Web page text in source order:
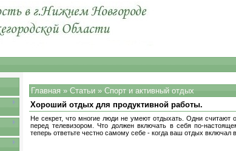
Главная »Статьи »Спорт и активный отдых
Хороший отдых для продуктивной работы.
Не секрет, что многие люди не умеют отдыхать. Одни
перед телевизором. Что должен включать в себя по-
теперь ответьте честно самому себе - когда ваш отдых включал